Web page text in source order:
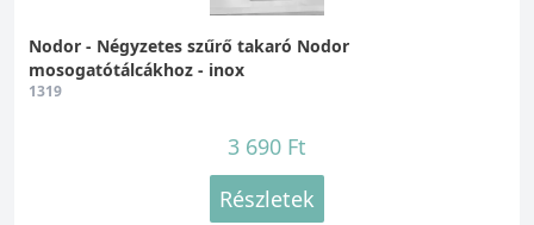
Nodor - Négyzetes szűrő takaró Nodor
mosogatótálcákhoz - inox
1319
3 690 Ft
Részletek